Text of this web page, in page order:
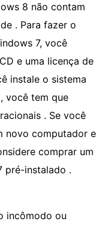
8 não contam
. Para fazer o
7, você
e uma licença de
instale o sistema
você tem que
. Se você
novo computador e
comprar um
pré-instalado .
incômodo ou